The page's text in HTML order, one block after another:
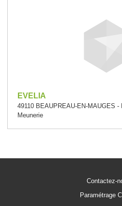
EVELIA
49110 BEAUPREAU-EN-MAUGES -
Meunerie
Contactez-
Paramétrage